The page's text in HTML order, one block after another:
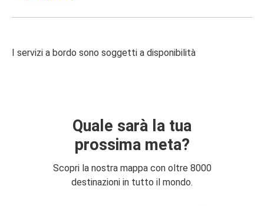
I servizi a bordo sono soggetti a disponibilità
Quale sarà la tua
prossima meta?
Scopri la nostra mappa con oltre 8000
destinazioni in tutto il mondo.